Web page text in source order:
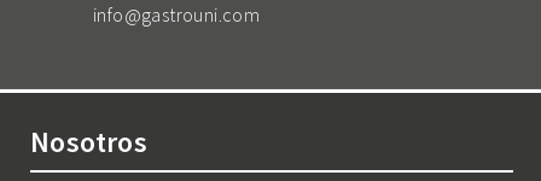
info@gastrouni.com
Nosotros